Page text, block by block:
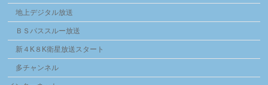
地上デジタル放送
ＢＳパススルー放送
新４K８K衛星放送スタート
多チャンネル